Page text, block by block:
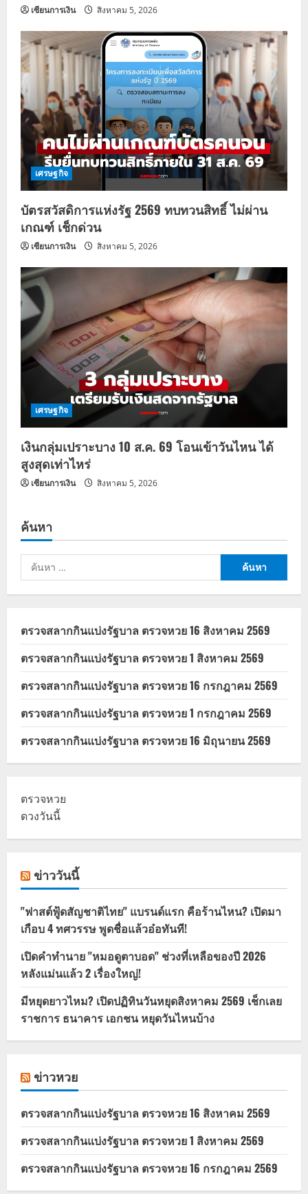
เซียนการเงิน สิงหาคม 5, 2026
เศรษฐกิจ
บัตรสวัสดิการแห่งรัฐ 2569 ทบทวนสิทธิ์ ไม่ผ่าน
เกณฑ์ เช็กด่วน
เซียนการเงิน สิงหาคม 5, 2026
เศรษฐกิจ
เงินกลุ่มเปราะบาง 10 ส.ค. 69 โอนเข้าวันไหน ได้
สูงสุดเท่าไหร่
เซียนการเงิน สิงหาคม 5, 2026
ค้นหา
ค้นหา
สำหรับ:
ตรวจสลากกินแบ่งรัฐบาล ตรวจหวย 16 สิงหาคม 2569
ตรวจสลากกินแบ่งรัฐบาล ตรวจหวย 1 สิงหาคม 2569
ตรวจสลากกินแบ่งรัฐบาล ตรวจหวย 16 กรกฎาคม 2569
ตรวจสลากกินแบ่งรัฐบาล ตรวจหวย 1 กรกฎาคม 2569
ตรวจสลากกินแบ่งรัฐบาล ตรวจหวย 16 มิถุนายน 2569
ตรวจหวย
ดวงวันนี้
ข่าววันนี้
"ฟาสต์ฟู้ดสัญชาติไทย" แบรนด์แรก คือร้านไหน? เปิดมา
เกือบ 4 ทศวรรษ พูดชื่อแล้วอ๋อทันที!
เปิดคำทำนาย "หมอดูตาบอด" ช่วงที่เหลือของปี 2026
หลังแม่นแล้ว 2 เรื่องใหญ่!
มีหยุดยาวไหม? เปิดปฏิทินวันหยุดสิงหาคม 2569 เช็กเลย
ราชการ ธนาคาร เอกชน หยุดวันไหนบ้าง
ข่าวหวย
ตรวจสลากกินแบ่งรัฐบาล ตรวจหวย 16 สิงหาคม 2569
ตรวจสลากกินแบ่งรัฐบาล ตรวจหวย 1 สิงหาคม 2569
ตรวจสลากกินแบ่งรัฐบาล ตรวจหวย 16 กรกฎาคม 2569